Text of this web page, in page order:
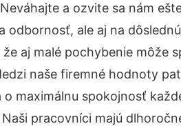
a ozvite sa nám
odbornosť, ale aj na
že aj malé pochybenie môže
naše firemné hodnoty
o maximálnu spokojnosť
pracovníci majú